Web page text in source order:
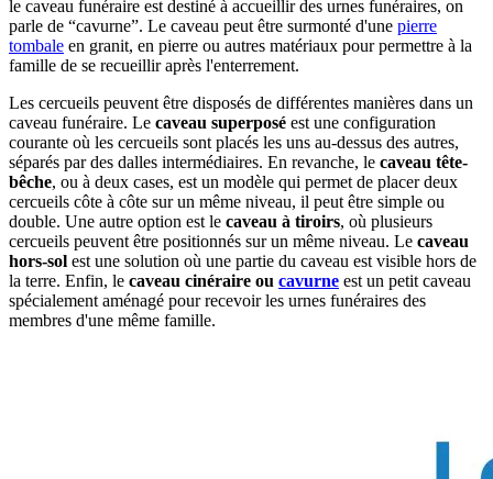
le caveau funéraire est destiné à accueillir des urnes funéraires, on
parle de “cavurne”. Le caveau peut être surmonté d'une pierre
tombale en granit, en pierre ou autres matériaux pour permettre à la
famille de se recueillir après l'enterrement.
Les cercueils peuvent être disposés de différentes manières dans un
caveau funéraire. Le caveau superposé est une configuration
courante où les cercueils sont placés les uns au-dessus des autres,
séparés par des dalles intermédiaires. En revanche, le caveau tête-
bêche, ou à deux cases, est un modèle qui permet de placer deux
cercueils côte à côte sur un même niveau, il peut être simple ou
double. Une autre option est le caveau à tiroirs, où plusieurs
cercueils peuvent être positionnés sur un même niveau. Le caveau
hors-sol est une solution où une partie du caveau est visible hors de
la terre. Enfin, le caveau cinéraire ou cavurne est un petit caveau
spécialement aménagé pour recevoir les urnes funéraires des
membres d'une même famille.